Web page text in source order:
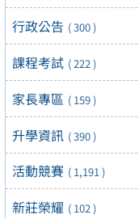
行政公告 ( 300 )
課程考試 ( 222 )
家長專區 ( 159 )
升學資訊 ( 390 )
活動競賽 ( 1,191 )
新莊榮耀 ( 102 )